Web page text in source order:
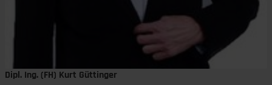
Dipl. Ing. (FH) Kurt Güttinger